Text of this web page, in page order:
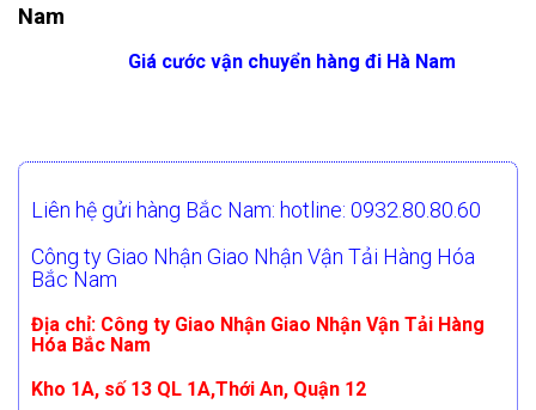
Nam
Giá cước vận chuyển hàng đi Hà Nam
Liên hệ gửi hàng Bắc Nam: hotline: 0932.80.80.60
Công ty Giao Nhận Giao Nhận Vận Tải Hàng Hóa
Bắc Nam
Địa chỉ: Công ty Giao Nhận Giao Nhận Vận Tải Hàng
Hóa Bắc Nam
Kho 1A, số 13 QL 1A,Thới An, Quận 12